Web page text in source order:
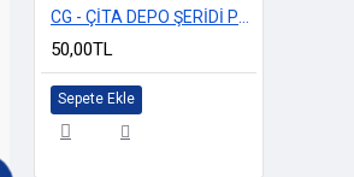
50,00TL
Sepete Ekle